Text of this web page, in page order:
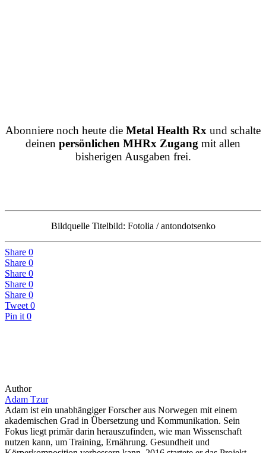
Abonniere noch heute die Metal Health Rx und schalte
deinen persönlichen MHRx Zugang mit allen
bisherigen Ausgaben frei.
Bildquelle Titelbild: Fotolia / antondotsenko
Share 0
Share 0
Share 0
Share 0
Share 0
Tweet 0
Pin it 0
Author
Adam Tzur
Adam ist ein unabhängiger Forscher aus Norwegen mit einem
akademischen Grad in Übersetzung und Kommunikation. Sein
Fokus liegt primär darin herauszufinden, wie man Wissenschaft
nutzen kann, um Training, Ernährung. Gesundheit und